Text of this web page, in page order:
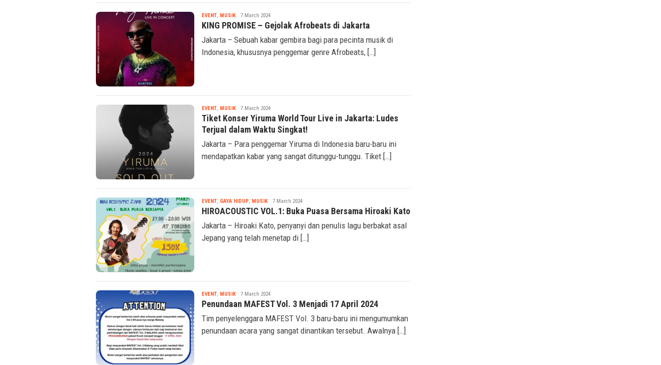
EVENT, MUSIKTsaqif
Ridwan
7 March 2024
KING PROMISE – Gejolak Afrobeats di Jakarta
Jakarta – Sebuah kabar gembira bagi para pecinta musik di
Indonesia, khususnya penggemar genre Afrobeats, […]
EVENT, MUSIKTsaqif
Ridwan
7 March 2024
Tiket Konser Yiruma World Tour Live in Jakarta: Ludes
Terjual dalam Waktu Singkat!
Jakarta – Para penggemar Yiruma di Indonesia baru-baru ini
mendapatkan kabar yang sangat ditunggu-tunggu. Tiket […]
EVENT, GAYA HIDUP, MUSIKTsaqif
Ridwan
7 March 2024
HIROACOUSTIC VOL.1: Buka Puasa Bersama Hiroaki Kato
Jakarta – Hiroaki Kato, penyanyi dan penulis lagu berbakat asal
Jepang yang telah menetap di […]
EVENT, MUSIKTsaqif
Ridwan
7 March 2024
Penundaan MAFEST Vol. 3 Menjadi 17 April 2024
Tim penyelenggara MAFEST Vol. 3 baru-baru ini mengumumkan
penundaan acara yang sangat dinantikan tersebut. Awalnya […]